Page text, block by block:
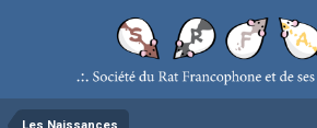
Les Naissances